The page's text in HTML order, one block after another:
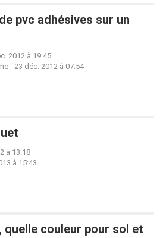
pvc adhésives sur un
2012 à 19:45
- 23 déc. 2012 à 07:54
à 13:18
à 15:43
quelle couleur pour sol et